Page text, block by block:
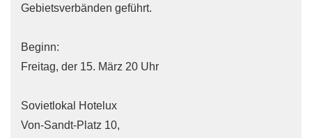
Gebietsverbänden geführt.
Beginn:
Freitag, der 15. März 20 Uhr
Sovietlokal Hotelux
Von-Sandt-Platz 10,